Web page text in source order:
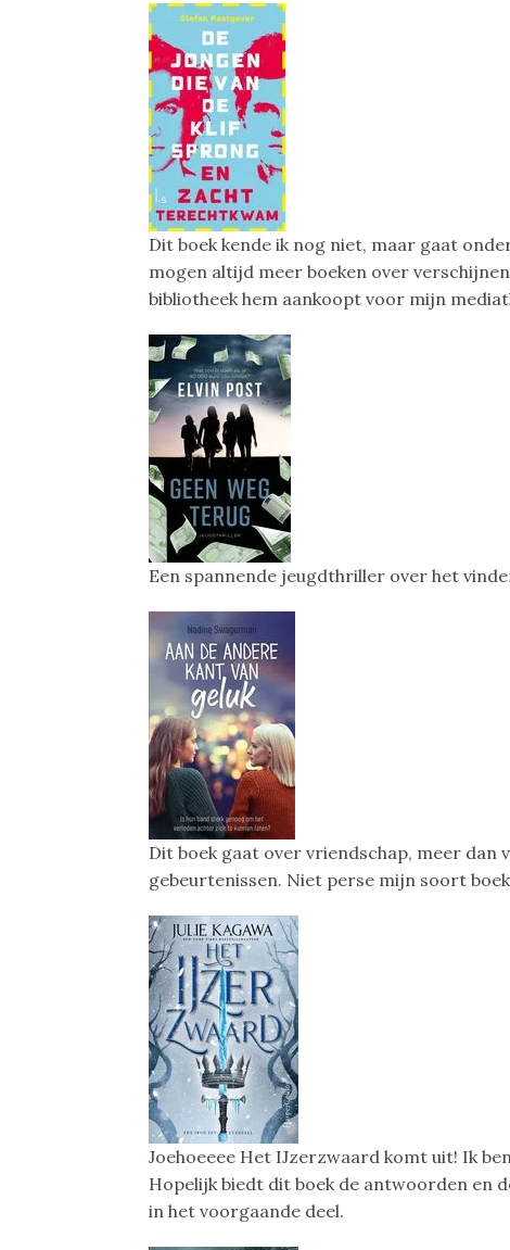
Dit boek kende ik nog niet, maar gaat
mogen altijd meer boeken over
bibliotheek hem aankoopt voor mijn
Een spannende jeugdthriller over het
Dit boek gaat over vriendschap, meer
gebeurtenissen. Niet perse mijn soort
Joehoeeee Het IJzerzwaard komt uit! Ik
Hopelijk biedt dit boek de antwoorden en
in het voorgaande deel.